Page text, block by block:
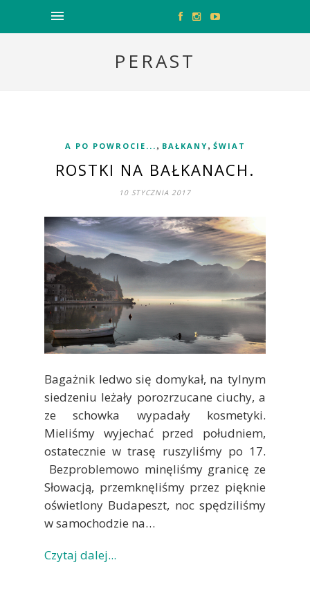
PERAST
A PO POWROCIE... , BAŁKANY , ŚWIAT
ROSTKI NA BAŁKANACH.
10 STYCZNIA 2017
Bagażnik ledwo się domykał, na tylnym
siedzeniu leżały porozrzucane ciuchy, a
ze schowka wypadały kosmetyki.
Mieliśmy wyjechać przed południem,
ostatecznie w trasę ruszyliśmy po 17.
Bezproblemowo minęliśmy granicę ze
Słowacją, przemknęliśmy przez pięknie
oświetlony Budapeszt, noc spędziliśmy
w samochodzie na…
Czytaj dalej...